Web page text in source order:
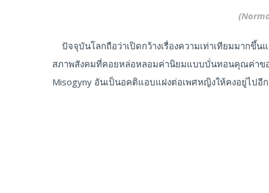
ปัจจุบันโลกถือว่าเปิดกว้างเรื่องความเท่าเทียมมากขึ้
สภาพสังคมที่คอยหล่อหลอมค่านิยมแบบบั่นทอนคุณค่าขอ
Misogyny อันเป็นอคติแอบแฝงต่อเพศหญิงให้คงอยู่ไปอีก